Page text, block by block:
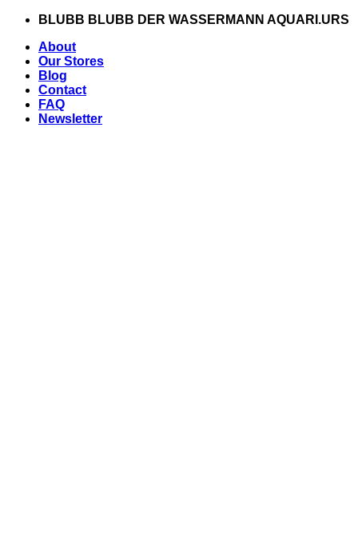
Zum
springen
BLUBB BLUBB DER WASSERMANN AQUARI.URS
About
Our Stores
Blog
Contact
FAQ
Newsletter